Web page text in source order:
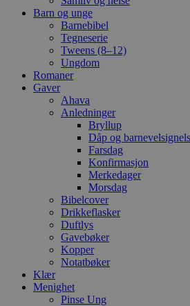
Barn og unge
Barnebibel
Tegneserie
Tweens (8–12)
Ungdom
Romaner
Gaver
Ahava
Anledninger
Bryllup
Dåp og
Farsdag
Konfirmasjon
Merkedager
Morsdag
Bibelcover
Drikkeflasker
Duftlys
Gavebøker
Kopper
Notatbøker
Klær
Menighet
Pinse Ung